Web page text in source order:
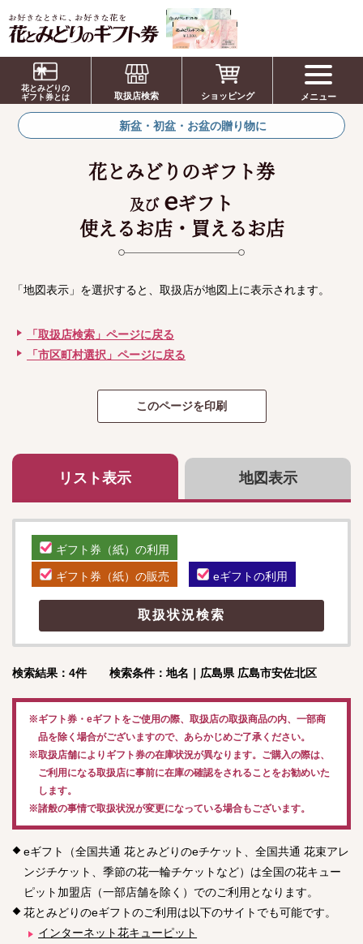
お祝い、お盆、新盆、お彼岸、喪中、お供
え、見舞い、返事、供花、線香贈答におすす
めのギフト
花とみどりの
ギフト券とは
取扱店検索 ショッピング メニュー
新盆・初盆・お盆の贈り物に
花とみどりのギフト券
及び eギフト
使えるお店・買えるお店
「地図表示」を選択すると、取扱店が地図上に表示されます。
「取扱店検索」ページに戻る
「市区町村選択」ページに戻る
リスト表示 地図表示
ギフト券（紙）の利用
ギフト券（紙）の販売 eギフトの利用
検索結果：4件 検索条件：地名｜広島県 広島市安佐北区
※ギフト券・eギフトをご使用の際、取扱店の取扱商品の内、一部商
品を除く場合がございますので、あらかじめご了承ください。
※取扱店舗によりギフト券の在庫状況が異なります。ご購入の際は、
ご利用になる取扱店に事前に在庫の確認をされることをお勧めいた
します。
※諸般の事情で取扱状況が変更になっている場合もございます。
eギフト（全国共通 花とみどりのeチケット、全国共通 花束アレ
ンジチケット、季節の花一輪チケットなど）は全国の花キュー
ピット加盟店（一部店舗を除く）でのご利用となります。
花とみどりのeギフトのご利用は以下のサイトでも可能です。
インターネット花キューピット